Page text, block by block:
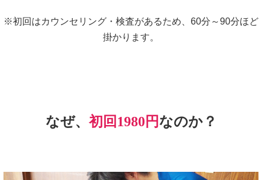
※初回はカウンセリング・検査があるため、60分～90分ほど
掛かります。
なぜ、 初回1980円なのか？